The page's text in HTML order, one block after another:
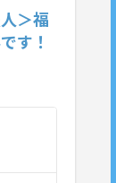
＞福
す！